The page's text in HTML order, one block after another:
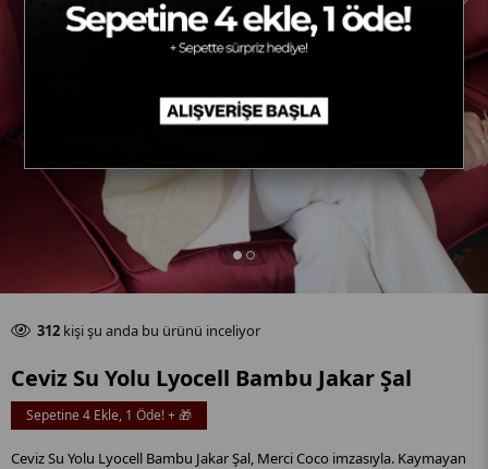
Son 24 saat içinde65adet satıldı
311 kişi şu anda bu ürünü inceliyor
Ceviz Su Yolu Lyocell Bambu Jakar Şal
Sepetine 4 Ekle, 1 Öde! + 🎁
Ceviz Su Yolu Lyocell Bambu Jakar Şal, Merci Coco imzasıyla. Kaymayan